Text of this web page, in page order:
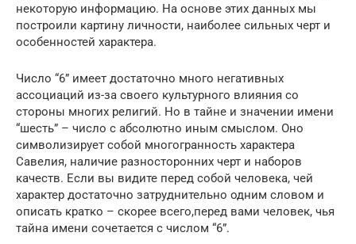
некоторую информацию. На основе этих данных мы
построили картину личности, наиболее сильных черт и
особенностей характера.
Число “6” имеет достаточно много негативных
ассоциаций из-за своего культурного влияния со
стороны многих религий. Но в тайне и значении имени
“шесть” – число с абсолютно иным смыслом. Оно
символизирует собой многогранность характера
Савелия, наличие разносторонних черт и наборов
качеств. Если вы видите перед собой человека, чей
характер достаточно затруднительно одним словом и
описать кратко – скорее всего,перед вами человек, чья
тайна имени сочетается с числом “6”.